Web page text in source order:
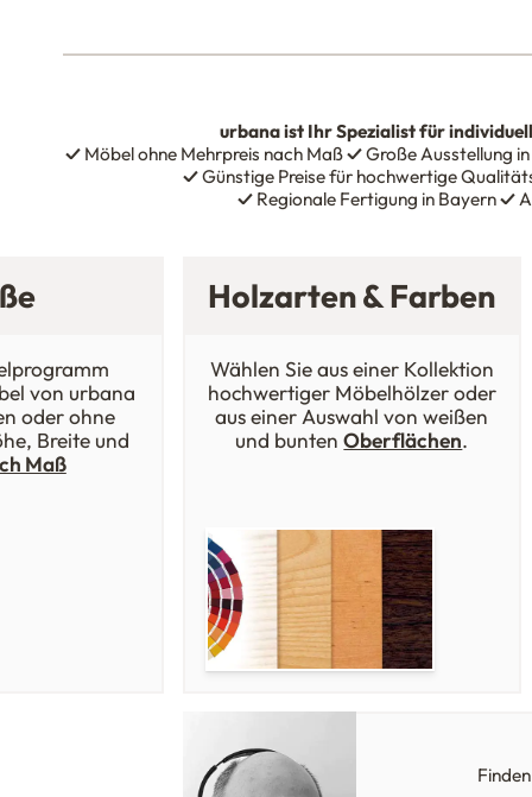
urbanaist Ihr Spezialist für
✓Möbel ohne Mehrpreis nach Maß✓Große Ausstellung
✓Günstige Preise für hochwertige
✓Regionale Fertigung in Bayern✓
von urbana
oder ohne
Breite und
Maß
Holzarten & Farben
Wählen Sie aus einer Kollektion
hochwertiger Möbelhölzer oder
aus einer Auswahl von weißen
und buntenOberflächen.